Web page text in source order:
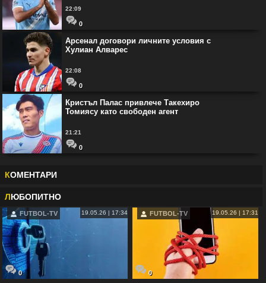
22:09
0
Арсенал договори личните условия с
Хулиан Алварес
22:08
0
Кристъл Палас привлече Такехиро
Томиясу като свободен агент
21:21
0
КОМЕНТАРИ
ЛЮБОПИТНО
FUTBOL-TV 19.05.26 | 17:34
0
FUTBOL-TV 19.05.26 | 17:31
0